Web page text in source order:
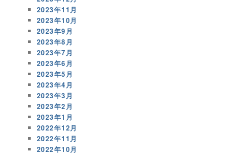
2023年11月
2023年10月
2023年9月
2023年8月
2023年7月
2023年6月
2023年5月
2023年4月
2023年3月
2023年2月
2023年1月
2022年12月
2022年11月
2022年10月